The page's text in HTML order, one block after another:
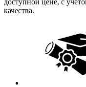
доступной цене, с
качества.